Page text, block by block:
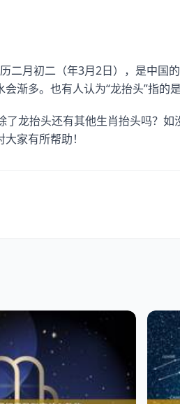
二月初二（年3月2日），是中国
渐多。也有人认为“龙抬头”指的
龙抬头还有其他生肖抬头吗？如
家有所帮助！